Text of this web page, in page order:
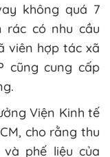
không quá 7
rác có nhu cầu
viên hợp tác xã
cũng cung cấp
Viện Kinh tế
cho rằng thu
phế liệu của